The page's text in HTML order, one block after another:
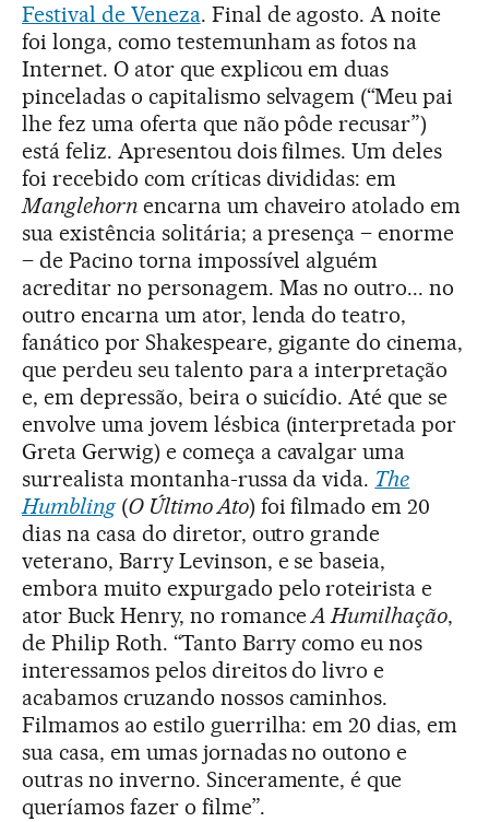
Festival de Veneza. Final de agosto. A noite
foi longa, como testemunham as fotos na
Internet. O ator que explicou em duas
pinceladas o capitalismo selvagem (“Meu pai
lhe fez uma oferta que não pôde recusar”)
está feliz. Apresentou dois filmes. Um deles
foi recebido com críticas divididas: em
Manglehornencarna um chaveiro atolado em
sua existência solitária; a presença – enorme
– de Pacino torna impossível alguém
acreditar no personagem. Mas no outro... no
outro encarna um ator, lenda do teatro,
fanático por Shakespeare, gigante do cinema,
que perdeu seu talento para a interpretação
e, em depressão, beira o suicídio. Até que se
envolve uma jovem lésbica (interpretada por
Greta Gerwig) e começa a cavalgar uma
surrealista montanha-russa da vida. The
Humbling(O Último Ato) foi filmado em 20
dias na casa do diretor, outro grande
veterano, Barry Levinson, e se baseia,
embora muito expurgado pelo roteirista e
ator Buck Henry, no romanceA Humilhação,
de Philip Roth. “Tanto Barry como eu nos
interessamos pelos direitos do livro e
acabamos cruzando nossos caminhos.
Filmamos ao estilo guerrilha: em 20 dias, em
sua casa, em umas jornadas no outono e
outras no inverno. Sinceramente, é que
queríamos fazer o filme”.